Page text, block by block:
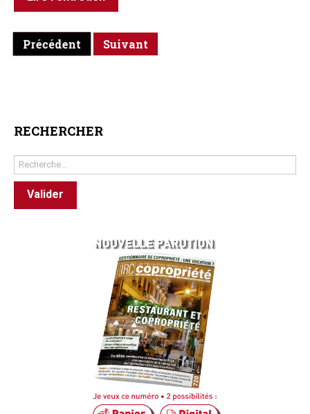
Précédent Suivant
RECHERCHER
Rechercher
Valider